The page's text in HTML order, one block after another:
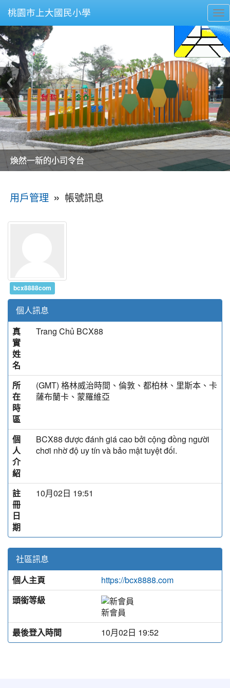
桃園市上大國民小學
美麗的操場是我們活力的來源
美麗的操場是我們活力的來源
煥然一新的小司令台
煥然一新的小司令台
富含桃園埤塘田園風光意象的中廊
富含桃園埤塘田園風光意象的中廊
嶄新的中庭廣場
嶄新的中庭廣場
水生池生生不息
水生池生生不息
用戶管理 » 帳號訊息
bcx8888com
個人訊息
真
實
姓
名
Trang Chủ BCX88
所
在
時
區
(GMT) 格林威治時間、倫敦、都柏林、里斯本、卡
薩布蘭卡、蒙羅維亞
個
人
介
紹
BCX88 được đánh giá cao bởi cộng đồng người
chơi nhờ độ uy tín và bảo mật tuyệt đối.
註
冊
日
期
10月02日 19:51
社區訊息
個人主頁
https://bcx8888.com
頭銜等級
新會員
最後登入時間
10月02日 19:52